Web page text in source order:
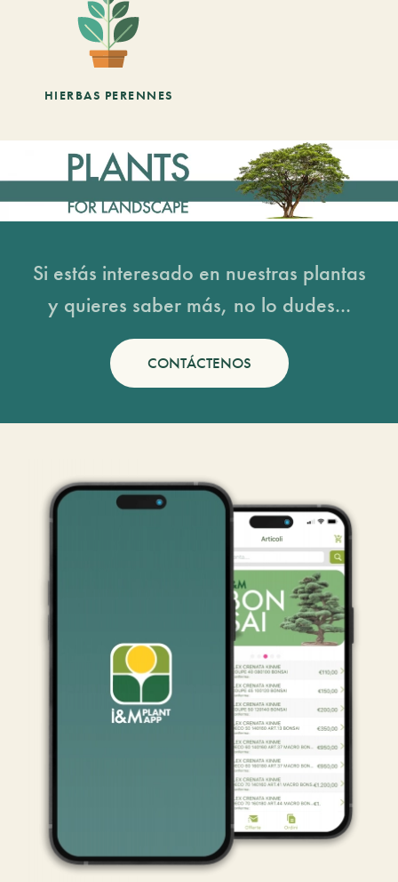
HIERBAS PERENNES
Si estás interesado en nuestras plantas
y quieres saber más, no lo dudes...
CONTÁCTENOS